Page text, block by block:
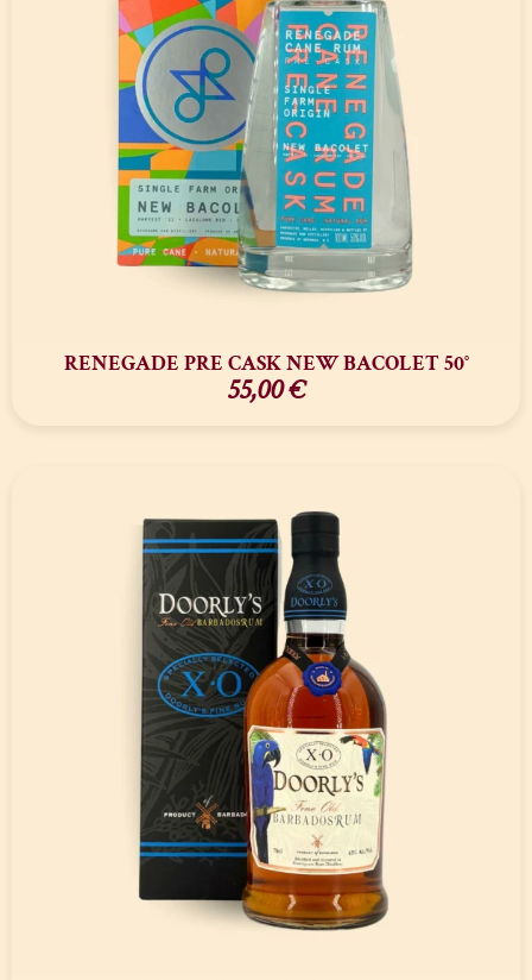
RENEGADE PRE CASK NEW BACOLET 50°
55,00€